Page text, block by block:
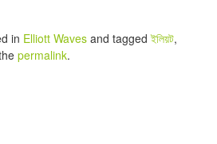
in Elliott Waves and taggedইলিয়ট,
permalink.